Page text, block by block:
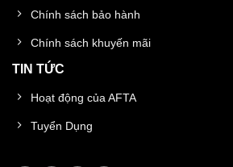
Chính sách bảo hành
Chính sách khuyến mãi
TIN TỨC
Hoạt động của AFTA
Tuyển Dụng